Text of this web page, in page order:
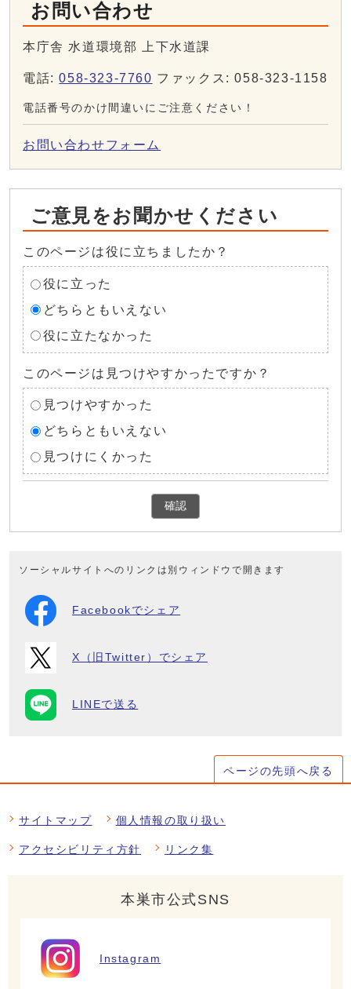
お問い合わせ
本庁舎 水道環境部 上下水道課
電話:058-323-7760 ファックス: 058-323-1158
電話番号のかけ間違いにご注意ください！
お問い合わせフォーム
ご意見をお聞かせください
このページは役に立ちましたか？
役に立った
どちらともいえない
役に立たなかった
このページは見つけやすかったですか？
見つけやすかった
どちらともいえない
見つけにくかった
確認
ソーシャルサイトへのリンクは別ウィンドウで開きます
Facebookでシェア
X（旧Twitter）でシェア
LINEで送る
ページの先頭へ戻る
サイトマップ 個人情報の取り扱い
アクセシビリティ方針 リンク集
本巣市公式SNS
Instagram